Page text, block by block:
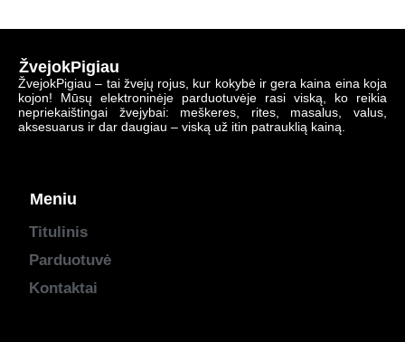
ŽvejokPigiau
ŽvejokPigiau – tai žvejų rojus, kur kokybė ir gera kaina eina koja
kojon! Mūsų elektroninėje parduotuvėje rasi viską, ko reikia
nepriekaištingai žvejybai: meškeres, rites, masalus, valus,
aksesuarus ir dar daugiau – viską už itin patrauklią kainą.
Meniu
Titulinis
Parduotuvė
Kontaktai